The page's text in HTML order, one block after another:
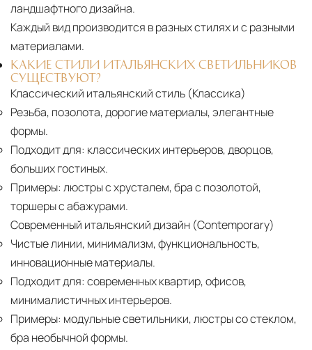
ландшафтного дизайна.
Каждый вид производится в разных стилях и с разными
материалами.
КАКИЕ СТИЛИ ИТАЛЬЯНСКИХ СВЕТИЛЬНИКОВ
СУЩЕСТВУЮТ?
Классический итальянский стиль (Классика)
Резьба, позолота, дорогие материалы, элегантные
формы.
Подходит для: классических интерьеров, дворцов,
больших гостиных.
Примеры: люстры с хрусталем, бра с позолотой,
торшеры с абажурами.
Современный итальянский дизайн (Contemporary)
Чистые линии, минимализм, функциональность,
инновационные материалы.
Подходит для: современных квартир, офисов,
минималистичных интерьеров.
Примеры: модульные светильники, люстры со стеклом,
бра необычной формы.